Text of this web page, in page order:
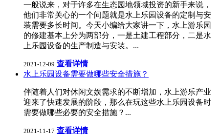
一般说来，对于许多在生态园地领域投资的新手来说，
他们非常关心的一个问题就是水上乐园设备的定制与安
装需要多长时间。今天小编给大家讲一下，水上游乐园
的修建基本上分为两部分，一是土建工程部分，二是水
上乐园设备的生产制造与安装。...
2021-12-09 查看详情
水上乐园设备需要做哪些安全措施？
伴随着人们对休闲文娱需求的不断增加，水上游乐产业
迎来了快速发展的阶段，那么在玩这些水上乐园设备时
需要做哪些必要的安全措施？...
2021-11-17 查看详情